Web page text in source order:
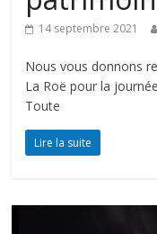
14 septembre 2021
Nous vous donnons
La Roë pour la
Toute
Lire la suite